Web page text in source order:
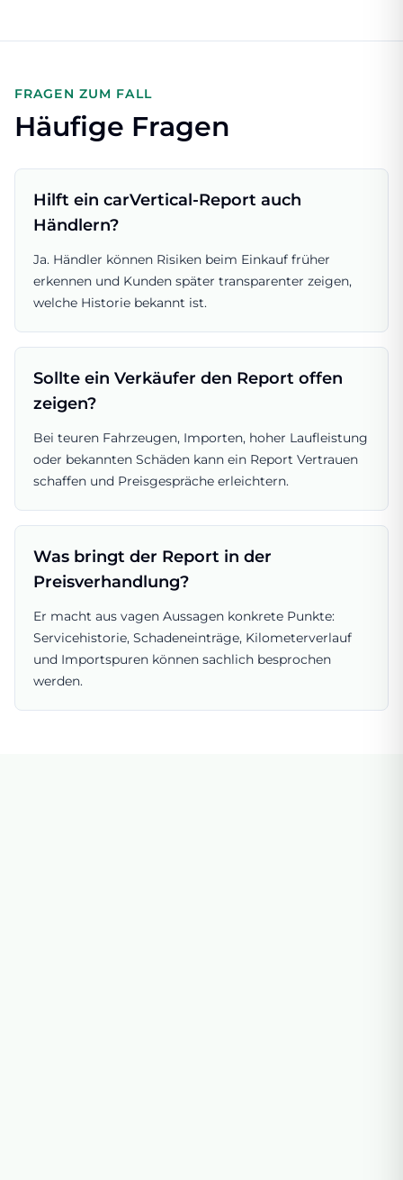
FRAGEN ZUM FALL
Häufige Fragen
Hilft ein carVertical-Report auch
Händlern?
Ja. Händler können Risiken beim Einkauf früher
erkennen und Kunden später transparenter zeigen,
welche Historie bekannt ist.
Sollte ein Verkäufer den Report offen
zeigen?
Bei teuren Fahrzeugen, Importen, hoher Laufleistung
oder bekannten Schäden kann ein Report Vertrauen
schaffen und Preisgespräche erleichtern.
Was bringt der Report in der
Preisverhandlung?
Er macht aus vagen Aussagen konkrete Punkte:
Servicehistorie, Schadeneinträge, Kilometerverlauf
und Importspuren können sachlich besprochen
werden.